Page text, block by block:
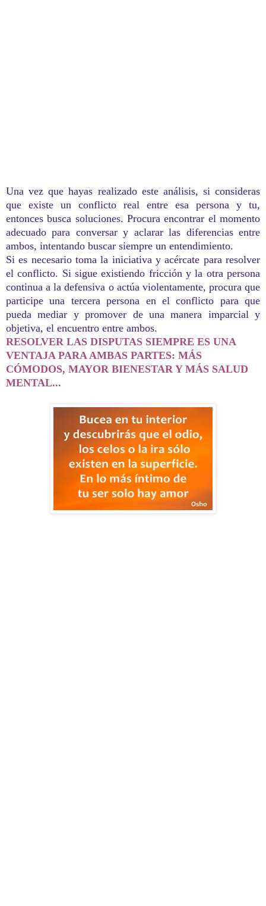
Una vez que hayas realizado este análisis, si consideras
que existe un conflicto real entre esa persona y tu,
entonces busca soluciones. Procura encontrar el momento
adecuado para conversar y aclarar las diferencias entre
ambos, intentando buscar siempre un entendimiento.
Si es necesario toma la iniciativa y acércate para resolver
el conflicto. Si sigue existiendo fricción y la otra persona
continua a la defensiva o actúa violentamente, procura que
participe una tercera persona en el conflicto para que
pueda mediar y promover de una manera imparcial y
objetiva, el encuentro entre ambos.
RESOLVER LAS DISPUTAS SIEMPRE ES UNA
VENTAJA PARA AMBAS PARTES: MÁS
CÓMODOS, MAYOR BIENESTAR Y MÁS SALUD
MENTAL...